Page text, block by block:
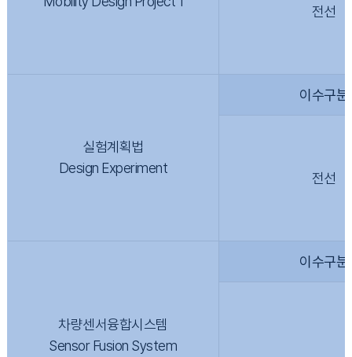
전선
실험계획법
Design Experiment
이수구분
전선
차량센서융합시스템
Sensor Fusion System
이수구분